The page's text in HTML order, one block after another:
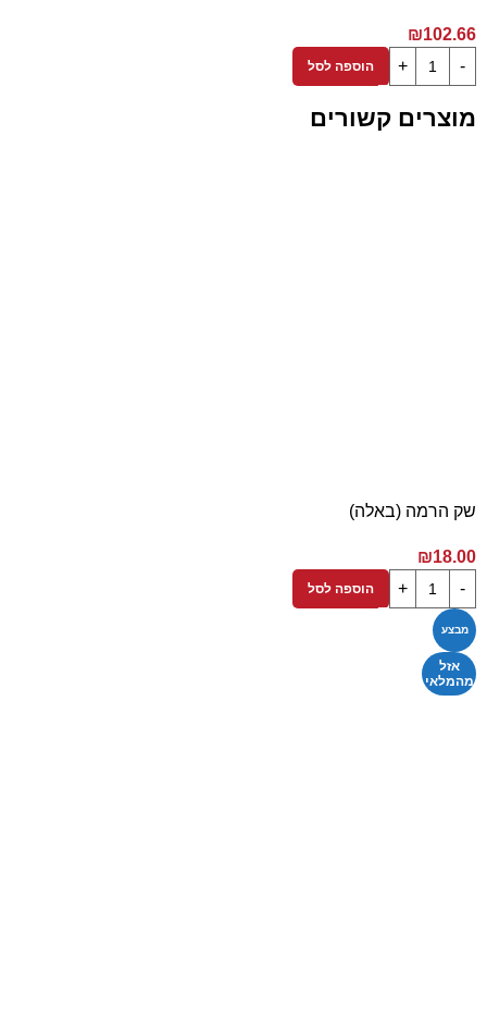
₪102.66
הוספה לסל
מוצרים קשורים
שק הרמה (באלה)
₪18.00
הוספה לסל
מבצע
אזל
מהמלאי